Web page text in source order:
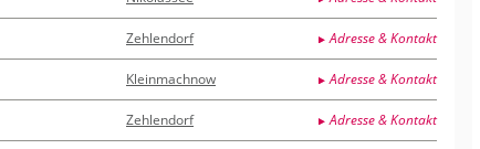
Zehlendorf Adresse & Kontakt
Kleinmachnow Adresse & Kontakt
Zehlendorf Adresse & Kontakt